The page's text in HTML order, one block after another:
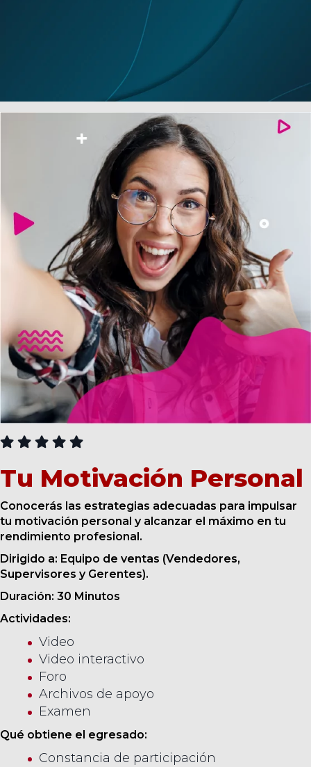
CURSOS
Tu Motivación Personal
Conocerás las estrategias adecuadas para impulsar
tu motivación personal y alcanzar el máximo en tu
rendimiento profesional.
Dirigido a: Equipo de ventas (Vendedores,
Supervisores y Gerentes).
Duración: 30 Minutos
Actividades:
Video
Video interactivo
Foro
Archivos de apoyo
Examen
Qué obtiene el egresado:
Constancia de participación